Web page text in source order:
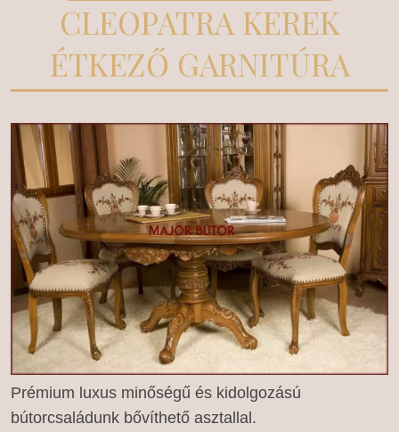
CLEOPATRA KEREK
ÉTKEZŐ GARNITÚRA
Prémium luxus minőségű és kidolgozású
bútorcsaládunk bővíthető asztallal.